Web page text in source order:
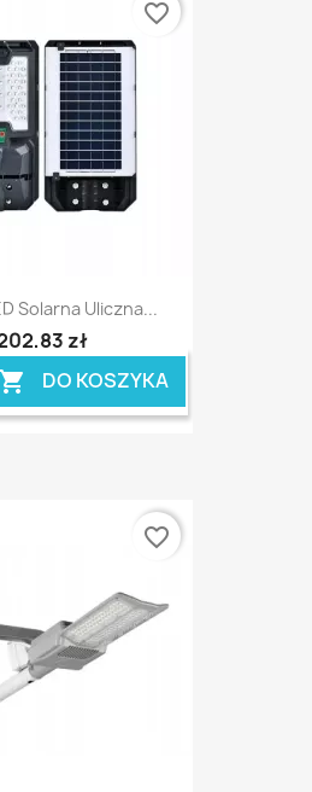
Solarna Uliczna...
zł
 DO KOSZYKA
favorite_border
favorite_border